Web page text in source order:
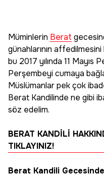
Müminlerin Berat
günahlarının
bu 2017 yılında 11
Perşembeyi cumaya
Müslümanlar pek çok
Berat Kandilinde ne gibi
söz edelim.
BERAT KANDİLİ
TIKLAYINIZ!
Berat Kandili